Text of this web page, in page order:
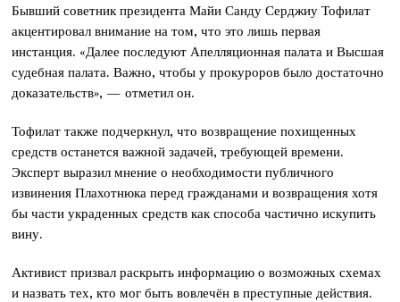
Бывший советник президента Майи Санду Серджиу Тофилат
акцентировал внимание на том, что это лишь первая
инстанция. «Далее последуют Апелляционная палата и Высшая
судебная палата. Важно, чтобы у прокуроров было достаточно
доказательств», — отметил он.
Тофилат также подчеркнул, что возвращение похищенных
средств останется важной задачей, требующей времени.
Эксперт выразил мнение о необходимости публичного
извинения Плахотнюка перед гражданами и возвращения хотя
бы части украденных средств как способа частично искупить
вину.
Активист призвал раскрыть информацию о возможных схемах
и назвать тех, кто мог быть вовлечён в преступные действия.